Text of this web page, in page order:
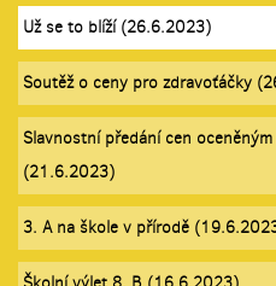
Už se to blíží (26.6.2023)
Soutěž o ceny pro zdravoťáčky
Slavnostní předání cen
(21.6.2023)
3. A na škole v přírodě